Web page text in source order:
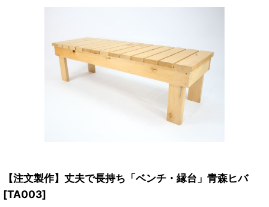
【注文製作】丈夫で長持ち「ベンチ・縁台」青森ヒバ
[TA003]